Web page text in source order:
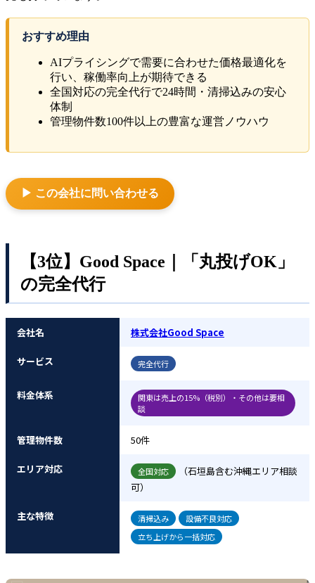
おすすめ理由
AIプライシングで需要に合わせた価格最適化を
行い、稼働率向上が期待できる
全国対応の完全代行で24時間・清掃込みの安心
体制
管理物件数100件以上の豊富な運営ノウハウ
▶ この会社に問い合わせる
【3位】Good Space｜「丸投げOK」
の完全代行
会社名 株式会社Good Space
サービス 完全代行
料金体系
関東は売上の15%（税別）・その他は要相
談
管理物件数 50件
エリア対応 全国対応
（石垣島含む沖縄エリア相談
可）
主な特徴 清掃込み
設備不良対応
立ち上げから一括対応